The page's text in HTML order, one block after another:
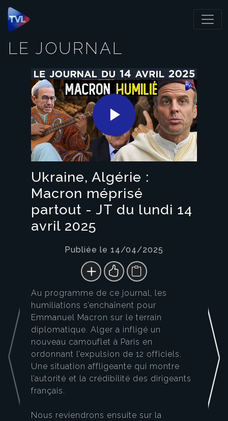
Panneau de gestion des cookies
LE JOURNAL
Play
Video
Ukraine, Algérie :
Macron méprisé
partout - JT du lundi 14
avril 2025
Publiée le 14/04/2025
Au programme de ce journal, les
humiliations s’enchaînent pour
Emmanuel Macron sur le terrain
diplomatique. Alger a infligé un
nouveau camouflet à Paris en
ordonnant l’expulsion de 12 officiels.
Une situation affligeante qui montre
l’autorité et la crédibilité des dirigeants
français.
Nous reviendrons ensuite sur la